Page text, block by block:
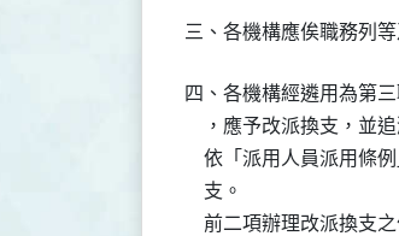
三、各機構應俟職務列
四、各機構經遴用為第
，應予改派換支，並
依「派用人員派用
    支。
前二項辦理改派換支